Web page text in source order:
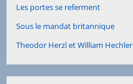
Les portes se referment
Sous le mandat britannique
Theodor Herzl et William Hechler